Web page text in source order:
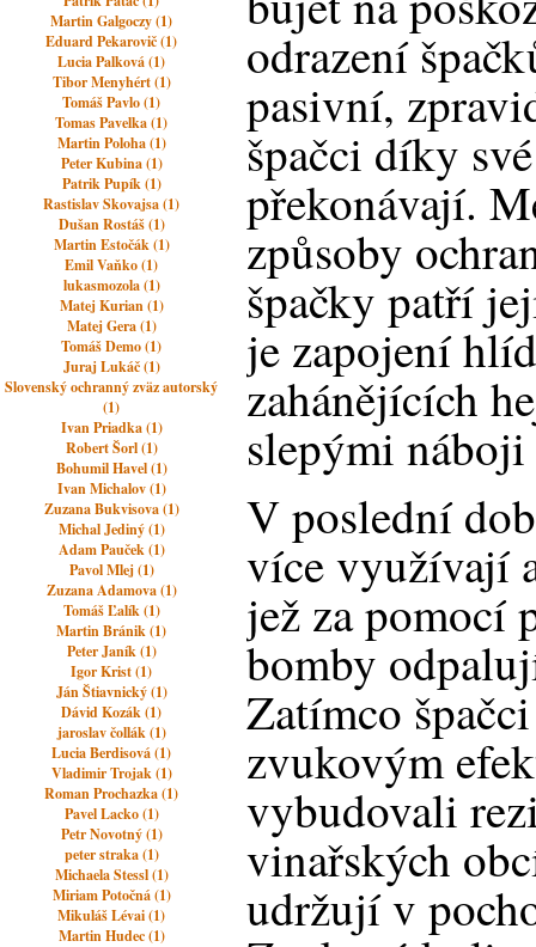
Martin Galgoczy (1)
Eduard Pekarovič (1)
Lucia Palková (1)
Tibor Menyhért (1)
Tomáš Pavlo (1)
Tomas Pavelka (1)
Martin Poloha (1)
Peter Kubina (1)
Patrik Pupík (1)
Rastislav Skovajsa (1)
Dušan Rostáš (1)
Martin Estočák (1)
Emil Vaňko (1)
lukasmozola (1)
Matej Kurian (1)
Matej Gera (1)
Tomáš Demo (1)
Juraj Lukáč (1)
Slovenský ochranný zväz autorský
(1)
Ivan Priadka (1)
Robert Šorl (1)
Bohumil Havel (1)
Ivan Michalov (1)
Zuzana Bukvisova (1)
Michal Jediný (1)
Adam Pauček (1)
Pavol Mlej (1)
Zuzana Adamova (1)
Tomáš Ľalík (1)
Martin Bránik (1)
Peter Janík (1)
Igor Krist (1)
Ján Štiavnický (1)
Dávid Kozák (1)
jaroslav čollák (1)
Lucia Berdisová (1)
Vladimir Trojak (1)
Roman Prochazka (1)
Pavel Lacko (1)
Petr Novotný (1)
peter straka (1)
Michaela Stessl (1)
Miriam Potočná (1)
Mikuláš Lévai (1)
Martin Hudec (1)
odrazení
pasivní,
špačci díky
překonávají.
způsoby
špačky patří
je zapojení
zahánějících
slepými
V poslední
více využívají
jež za pomocí
bomby
Zatímco
zvukovým
vybudovali
vinařských
udržují v